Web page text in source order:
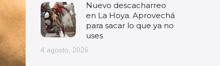
Nuevo descacharreo
en La Hoya. Aprovechá
para sacar lo que ya no
uses
4 agosto, 2026